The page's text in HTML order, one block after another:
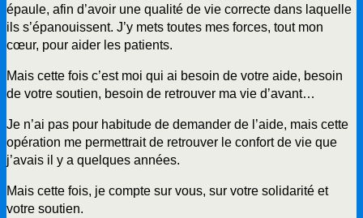
épaule, afin d’avoir une qualité de vie correcte dans laquelle
ils s’épanouissent. J’y mets toutes mes forces, tout mon
cœur, pour aider les patients.
Mais cette fois c’est moi qui ai besoin de votre aide, besoin
de votre soutien, besoin de retrouver ma vie d’avant…
Je n’ai pas pour habitude de demander de l’aide, mais cette
opération me permettrait de retrouver le confort de vie que
j’avais il y a quelques années.
Mais cette fois, je compte sur vous, sur votre solidarité et
votre soutien.